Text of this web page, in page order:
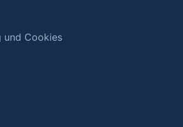
und Cookies